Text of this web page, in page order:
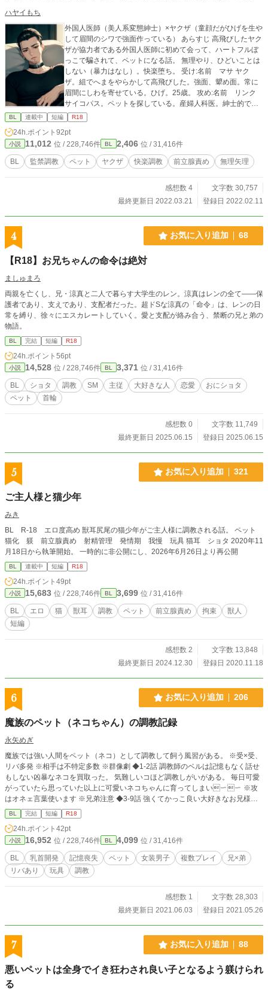
ハヤイもち
外国人医師（美人系変態紳士）×ヤクザ（童顔だがひげを生や
して眉間のシワで強面作っている） あらすじ 高飛びしたヤク
ザが協力者である外国人医師に初めて会って、ハートフルぼ
っこで騙されて、ペットになる話。 無理やり、ひどいことは
しない（暴力はなし）。快楽堕ち。 受け:名前 マサ ヤク
ザ。組でへまをやらかして高飛びした。強面、顰め面。常に
眉間にしわを寄せている。ひげ。25歳。 攻め:名前 リンク
サイコパス。ペットを探している。産婦人科医。紳士的で美
しい見た目をしている。35歳。変態。 ※隠語、モロ語。 ※♡
喘ぎ入ります。 ※メスイキ、調教、潮吹き。 ※攻めが受けを
ペット扱いしています。 上記が苦手な方、嫌悪感抱く方は回
れ右でお願いします。 苦情は受け付けませんので、自己責任
で閲覧お願いします。 そしてこちらpixivで投稿した作品にな
ります。 https://www.pixiv.net/novel/show.php?id=16692560
BL 連載中 短編 R18
24h.ポイント 92pt
小説 11,012 位 / 228,746件 BL 2,406 位 / 31,416件
BL 監禁調教 ペット ヤクザ 快楽調教 前立腺責め 無理矢理
感想数 4
文字数 30,757
最終更新日 2022.03.21
登録日 2022.02.11
4 お気に入り追加 68
【R18】お兄ちゃんの命令は絶対
ましゅまろ
両親を亡くし、兄・涼真と二人で暮らす大学生のレン。涼真はレンの全て――保
護者であり、支えであり、支配者だった。超ドSな涼真の「命令」は、レンの日
常を縛り、徐々にエスカレートしていく。愛と支配が絡み合う、禁断の兄と弟の
物語。
BL 完結 短編 R18
24h.ポイント 56pt
小説 14,528 位 / 228,746件 BL 3,371 位 / 31,416件
BL ショタ 調教 SM 主従 大好きな人 恋愛
おにショタ
ペット
首輪
感想数 0
文字数 11,749
最終更新日 2025.06.15
登録日 2025.06.15
5 お気に入り追加 321
ご主人様と猫少年
みき
BL R-18 エロ度高め 獣耳尻尾の猫少年がご主人様に調教される話。 ペット
猫化 躾 前立腺責め 射精管理 発情期 我慢 玩具 猫耳 ショタ 2020年11
月18日から執筆開始。 一時的に非公開にし、2026年6月26日より再公開
BL 連載中 短編 R18
24h.ポイント 49pt
小説 15,683 位 / 228,746件 BL 3,699 位 / 31,416件
BL エロ 猫 獣耳 調教 ペット 前立腺責め 拘束
獣人
短編
感想数 2
文字数 13,848
最終更新日 2024.12.30
登録日 2020.11.18
6 お気に入り追加 206
魔族のペット（ネコちゃん）の調教記録
永矢めぎ
魔族では強い人間をペット（ネコ）として調教して飼う風習がある。 ※受×受、
リバ多発 ※相手は不特定多数 ※群像劇 ◆1-2話 調教師のベルは記憶もなく話せ
もしない凶暴なネコを買取った。 気難しいコほど調教しがいがある。 毎日可愛
がっていたら思っていた以上に可愛いネコちゃんに育ってしまいーー ※攻
はオネェ言葉使います ※兄弟注意 ◆3-9話 強くてかっこ良い大好きなお兄様に
調教されることになってしまったボク。お兄様は何でも丁寧に教えてくれた。
大好きなお兄様に加えて、玩具や可愛い格好にもハマってしまったボクを飼って
くれるヒトは現れるのか。 ※兄×弟、主×兄、主×弟、不特定多数 ※女装、玩
具、拘束、など……… ※ショタジジイいます こちらの作品はpixivでも公開中で
す。
BL 完結 短編 R18
24h.ポイント 42pt
小説 16,952 位 / 228,746件 BL 4,099 位 / 31,416件
BL 乳首開発 記憶喪失 ペット 女装男子 複数プレイ
兄×弟
リバあり
玩具 調教
感想数 1
文字数 28,303
最終更新日 2021.06.03
登録日 2021.05.26
7 お気に入り追加 88
悪いペットは全身でイき狂わされ良い子となるよう躾けられ
る